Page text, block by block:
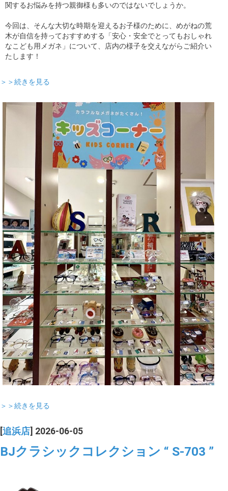
関するお悩みを持つ親御様も多いのではないでしょうか。
今回は、そんな大切な時期を迎えるお子様のために、めがねの荒
木が自信を持っておすすめする「安心・安全でとってもおしゃれ
なこども用メガネ」について、店内の様子を交えながらご紹介い
たします！
＞＞続きを見る
＞＞続きを見る
追浜店 ] 2026-06-05
BJクラシックコレクション “ S-703 ”